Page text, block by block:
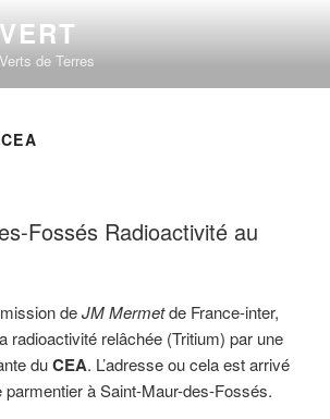
de Terres
CEA
Fossés Radioactivité au
deJM Mermetde France-inter,
radioactivité relâchée (Tritium) par une
duCEA. L’adresse ou cela est arrivé
parmentier à Saint-Maur-des-Fossés.